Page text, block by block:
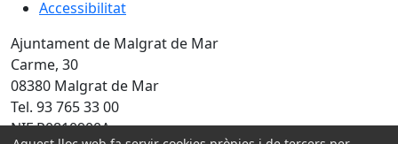
Accessibilitat
Ajuntament de Malgrat de Mar
Carme, 30
08380 Malgrat de Mar
Tel. 93 765 33 00
NIF P0810900A